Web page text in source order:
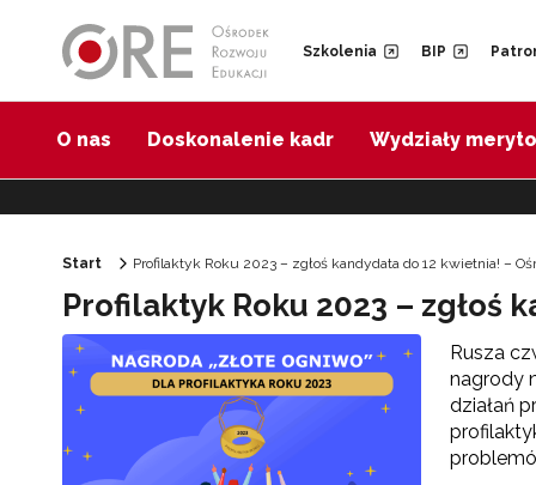
Szkolenia BIP
O nas Doskonalenie kadr Wydziały
Start Profilaktyk Roku 2023 – zgłoś kandydata do 12 kwietnia! –
Profilaktyk Roku 2023 – zgłoś
Rusza
nagrody
działań